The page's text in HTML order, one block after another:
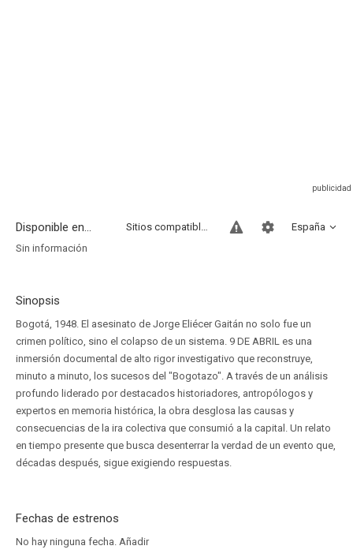
Disponible en... España
Sitios compatibles
Sin información
Sinopsis
Bogotá, 1948. El asesinato de Jorge Eliécer Gaitán no solo fue un
crimen político, sino el colapso de un sistema. 9 DE ABRIL es una
inmersión documental de alto rigor investigativo que reconstruye,
minuto a minuto, los sucesos del "Bogotazo". A través de un análisis
profundo liderado por destacados historiadores, antropólogos y
expertos en memoria histórica, la obra desglosa las causas y
consecuencias de la ira colectiva que consumió a la capital. Un relato
en tiempo presente que busca desenterrar la verdad de un evento que,
décadas después, sigue exigiendo respuestas.
Fechas de estrenos
No hay ninguna fecha. Añadir